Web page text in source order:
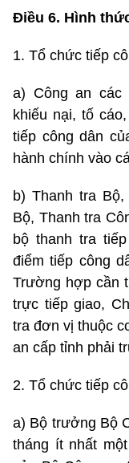
Điều 6. Hình
1. Tổ chức tiếp
a) Công an các
khiếu nại, tố
tiếp công dân
hành chính vào
b) Thanh tra
Bộ, Thanh tra
bộ thanh tra
điểm tiếp công
Trường hợp cần
trực tiếp giao,
tra đơn vị thuộc
an cấp tỉnh phải
2. Tổ chức tiếp
a) Bộ trưởng Bộ
tháng ít nhất